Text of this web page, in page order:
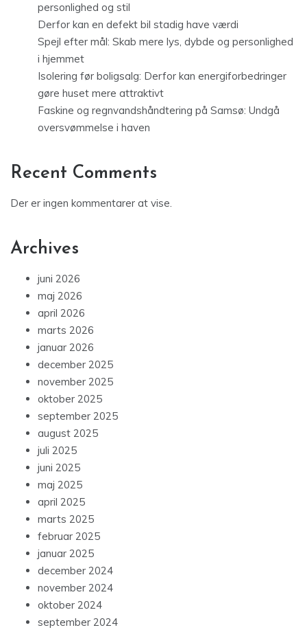
personlighed og stil
Derfor kan en defekt bil stadig have værdi
Spejl efter mål: Skab mere lys, dybde og personlighed
i hjemmet
Isolering før boligsalg: Derfor kan energiforbedringer
gøre huset mere attraktivt
Faskine og regnvandshåndtering på Samsø: Undgå
oversvømmelse i haven
Recent Comments
Der er ingen kommentarer at vise.
Archives
juni 2026
maj 2026
april 2026
marts 2026
januar 2026
december 2025
november 2025
oktober 2025
september 2025
august 2025
juli 2025
juni 2025
maj 2025
april 2025
marts 2025
februar 2025
januar 2025
december 2024
november 2024
oktober 2024
september 2024